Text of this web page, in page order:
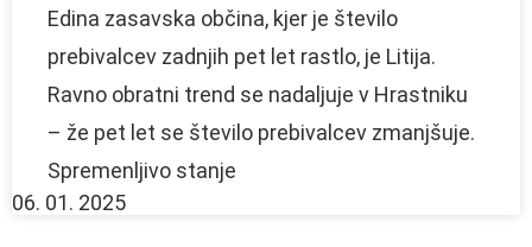
Edina zasavska občina, kjer je število
prebivalcev zadnjih pet let rastlo, je Litija.
Ravno obratni trend se nadaljuje v Hrastniku
– že pet let se število prebivalcev zmanjšuje.
Spremenljivo stanje
06. 01. 2025